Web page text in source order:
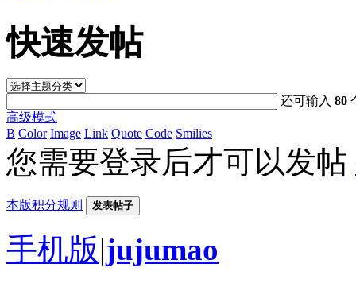
快速发帖
还可输入80
高级模式
B Color Image Link Quote Code Smilies
您需要登录后才可以发帖
本版积分规则 发表帖子
手机版|jujumao